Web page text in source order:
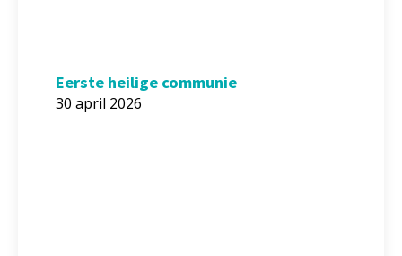
Eerste heilige communie
30 april 2026